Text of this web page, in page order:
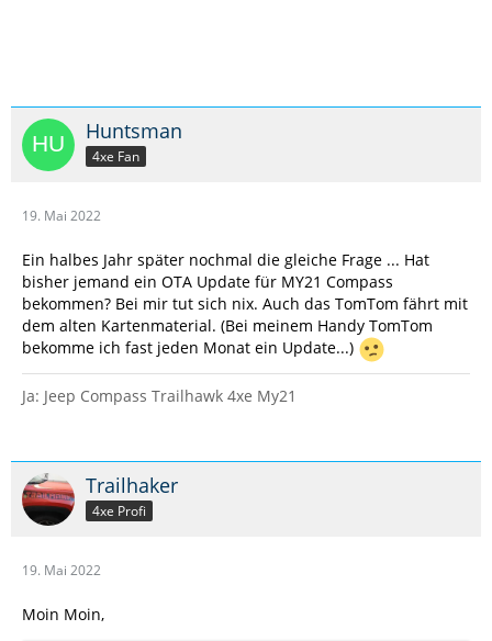
Huntsman
4xe Fan
19. Mai 2022
Ein halbes Jahr später nochmal die gleiche Frage ... Hat
bisher jemand ein OTA Update für MY21 Compass
bekommen? Bei mir tut sich nix. Auch das TomTom fährt mit
dem alten Kartenmaterial. (Bei meinem Handy TomTom
bekomme ich fast jeden Monat ein Update...)
Ja: Jeep Compass Trailhawk 4xe My21
Trailhaker
4xe Profi
19. Mai 2022
Moin Moin,